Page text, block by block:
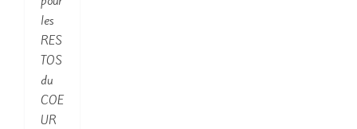
les
RES
TOS
du
COE
UR